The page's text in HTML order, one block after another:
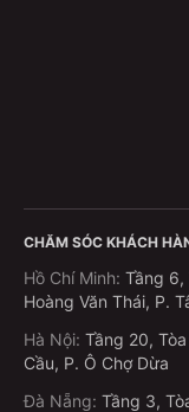
CHĂM SÓC KHÁCH
Hồ Chí Minh: Tầng 6,
Hoàng Văn Thái, P.
Hà Nội: Tầng 20,
Cầu, P. Ô Chợ Dừa
Đà Nẵng: Tầng 3,